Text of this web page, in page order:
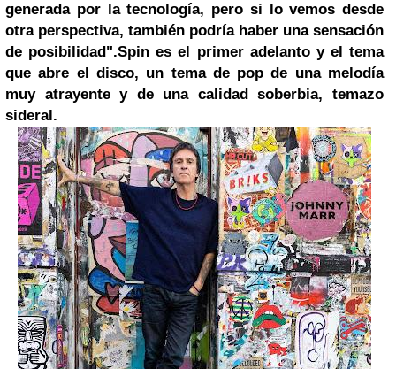
generada por la tecnología, pero si lo vemos desde
otra perspectiva, también podría haber una sensación
de posibilidad".Spin es el primer adelanto y el tema
que abre el disco, un tema de pop de una melodía
muy atrayente y de una calidad soberbia, temazo
sideral.